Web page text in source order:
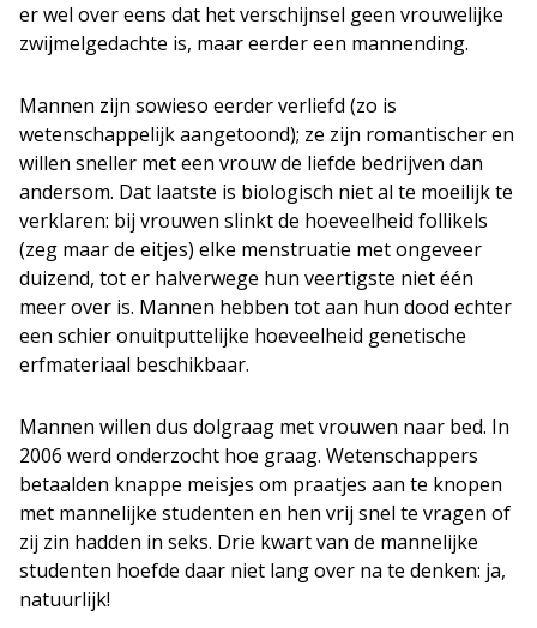
er wel over eens dat het verschijnsel geen vrouwelijke
zwijmelgedachte is, maar eerder een mannending.
Mannen zijn sowieso eerder verliefd (zo is
wetenschappelijk aangetoond); ze zijn romantischer en
willen sneller met een vrouw de liefde bedrijven dan
andersom. Dat laatste is biologisch niet al te moeilijk te
verklaren: bij vrouwen slinkt de hoeveelheid follikels
(zeg maar de eitjes) elke menstruatie met ongeveer
duizend, tot er halverwege hun veertigste niet één
meer over is. Mannen hebben tot aan hun dood echter
een schier onuitputtelijke hoeveelheid genetische
erfmateriaal beschikbaar.
Mannen willen dus dolgraag met vrouwen naar bed. In
2006 werd onderzocht hoe graag. Wetenschappers
betaalden knappe meisjes om praatjes aan te knopen
met mannelijke studenten en hen vrij snel te vragen of
zij zin hadden in seks. Drie kwart van de mannelijke
studenten hoefde daar niet lang over na te denken: ja,
natuurlijk!